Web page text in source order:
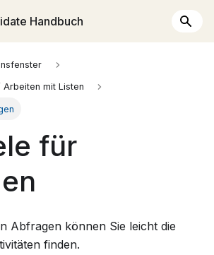
Handbuch
mit Listen
für
Abfragen können Sie leicht die
finden.